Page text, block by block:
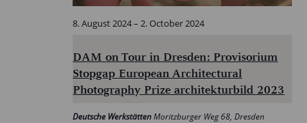
DAM on Tour in Dresden: Provisorium
Stopgap European Architectural
Photography Prize architekturbild 2023
8. August 2024–2. October 2024
Deutsche WerkstättenMoritzburger Weg 68, Dresden